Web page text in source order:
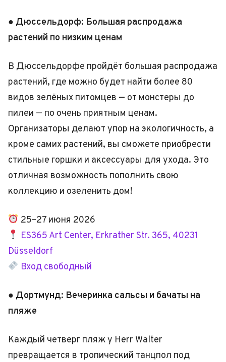
● Дюссельдорф: Большая распродажа
растений по низким ценам
В Дюссельдорфе пройдёт большая распродажа
растений, где можно будет найти более 80
видов зелёных питомцев — от монстеры до
пилеи — по очень приятным ценам.
Организаторы делают упор на экологичность, а
кроме самих растений, вы сможете приобрести
стильные горшки и аксессуары для ухода. Это
отличная возможность пополнить свою
коллекцию и озеленить дом!
25–27 июня 2026
ES365 Art Center, Erkrather Str. 365, 40231
Düsseldorf
Вход свободный
● Дортмунд: Вечеринка сальсы и бачаты на
пляже
Каждый четверг пляж у Herr Walter
превращается в тропический танцпол под